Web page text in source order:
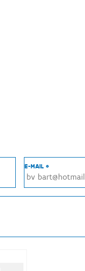
E-MAIL *